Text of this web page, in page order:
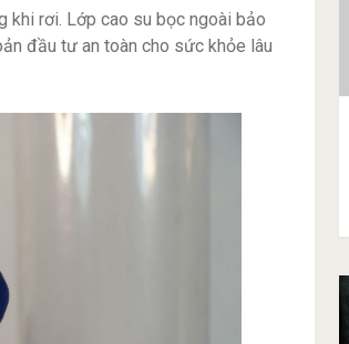
khi rơi. Lớp cao su bọc ngoài bảo
đầu tư an toàn cho sức khỏe lâu